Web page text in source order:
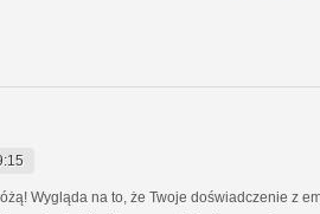
Wygląda na to, że Twoje doświadczenie z